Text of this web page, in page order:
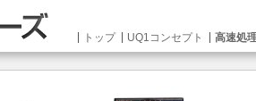
トップ UQ1コンセプト 高速処